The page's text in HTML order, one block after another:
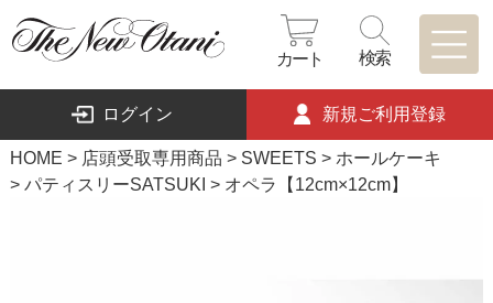
カート 検索
ログイン 新規ご利用登録
HOME 店頭受取専用商品 SWEETS
ホールケーキ
パティスリーSATSUKI
オペラ【12cm×12cm】